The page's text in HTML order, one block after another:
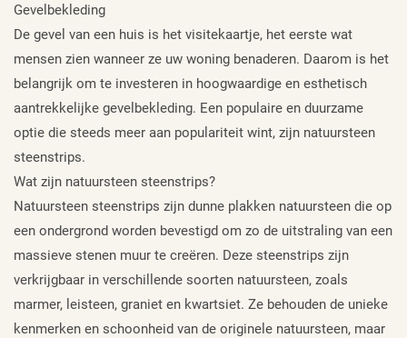
Gevelbekleding
De gevel van een huis is het visitekaartje, het eerste wat
mensen zien wanneer ze uw woning benaderen. Daarom is het
belangrijk om te investeren in hoogwaardige en esthetisch
aantrekkelijke gevelbekleding. Een populaire en duurzame
optie die steeds meer aan populariteit wint, zijn natuursteen
steenstrips.
Wat zijn natuursteen steenstrips?
Natuursteen steenstrips zijn dunne plakken natuursteen die op
een ondergrond worden bevestigd om zo de uitstraling van een
massieve stenen muur te creëren. Deze steenstrips zijn
verkrijgbaar in verschillende soorten natuursteen, zoals
marmer, leisteen, graniet en kwartsiet. Ze behouden de unieke
kenmerken en schoonheid van de originele natuursteen, maar